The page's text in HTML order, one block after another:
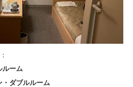
ーム
ダブルルーム